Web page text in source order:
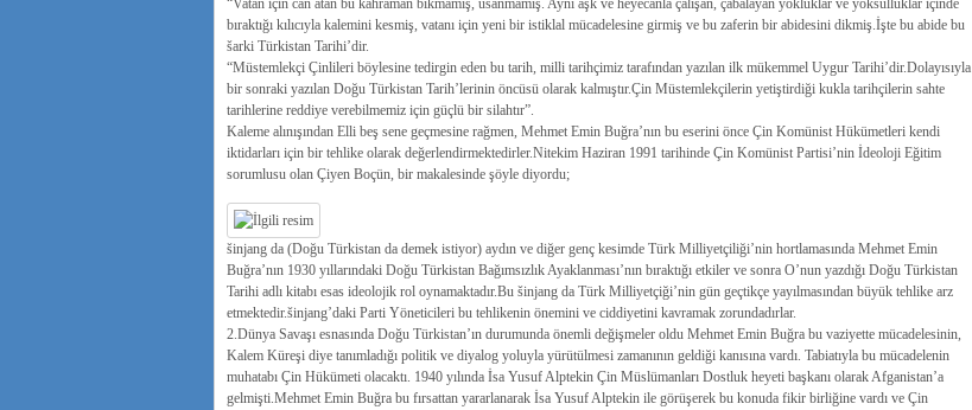
“Vatan için can atan bu kahraman bıkmamış, usanmamış. Aynı aşk ve heyecanla çalışan, çabalayan yokluklar ve yoksulluklar içinde
bıraktığı kılıcıyla kalemini kesmiş, vatanı için yeni bir istiklal mücadelesine girmiş ve bu zaferin bir abidesini dikmiş.İşte bu abide bu
šarki Türkistan Tarihi’dir.
“Müstemlekçi Çinlileri böylesine tedirgin eden bu tarih, milli tarihçimiz tarafından yazılan ilk mükemmel Uygur Tarihi’dir.Dolayısıyla
bir sonraki yazılan Doğu Türkistan Tarih’lerinin öncüsü olarak kalmıştır.Çin Müstemlekçilerin yetiştirdiği kukla tarihçilerin sahte
tarihlerine reddiye verebilmemiz için güçlü bir silahtır”.
Kaleme alınışından Elli beş sene geçmesine rağmen, Mehmet Emin Buğra’nın bu eserini önce Çin Komünist Hükümetleri kendi
iktidarları için bir tehlike olarak değerlendirmektedirler.Nitekim Haziran 1991 tarihinde Çin Komünist Partisi’nin İdeoloji Eğitim
sorumlusu olan Çiyen Boçün, bir makalesinde şöyle diyordu;
šinjang da (Doğu Türkistan da demek istiyor) aydın ve diğer genç kesimde Türk Milliyetçiliği’nin hortlamasında Mehmet Emin
Buğra’nın 1930 yıllarındaki Doğu Türkistan Bağımsızlık Ayaklanması’nın bıraktığı etkiler ve sonra O’nun yazdığı Doğu Türkistan
Tarihi adlı kitabı esas ideolojik rol oynamaktadır.Bu šinjang da Türk Milliyetçiği’nin gün geçtikçe yayılmasından büyük tehlike arz
etmektedir.šinjang’daki Parti Yöneticileri bu tehlikenin önemini ve ciddiyetini kavramak zorundadırlar.
2.Dünya Savaşı esnasında Doğu Türkistan’ın durumunda önemli değişmeler oldu Mehmet Emin Buğra bu vaziyette mücadelesinin,
Kalem Küreşi diye tanımladığı politik ve diyalog yoluyla yürütülmesi zamanının geldiği kanısına vardı. Tabiatıyla bu mücadelenin
muhatabı Çin Hükümeti olacaktı. 1940 yılında İsa Yusuf Alptekin Çin Müslümanları Dostluk heyeti başkanı olarak Afganistan’a
gelmişti.Mehmet Emin Buğra bu fırsattan yararlanarak İsa Yusuf Alptekin ile görüşerek bu konuda fikir birliğine vardı ve Çin